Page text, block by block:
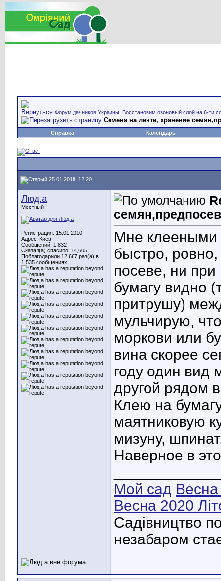
Форум дачников Украины. Восстановим озоновый слой на 6-ти
Семена на ленте, хранение
Справка Календарь
25.01.2018, 12:20
Люд.а
Местный
Регистрация: 15.01.2010
Адрес: Киев
Сообщений: 1,832
Сказал(а) спасибо: 14,605
Поблагодарили 12,667 раз(а) в
1,535 сообщениях
Мне клееными
быстро, ровно,
посеве, ни
бумагу видно
притрушу)
мульчирую,
моркови или
вина скорее
году один вид
другой рядом
Клею на
маятниковую
мизуну,
Наверное в
Мой сад
Весна 2020
Садівництво
незабаром